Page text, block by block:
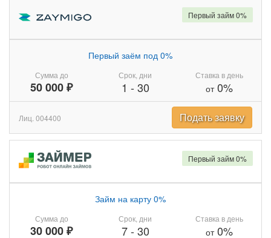
Сумма до
50 000 ₽
Первый заём под 0%
Срок, дни
1 - 30
Ставка в день
от0%
Первый займ 0%
Лиц. 004400 Подать заявку
Сумма до
30 000 ₽
Займ на карту 0%
Срок, дни
7- 30
Ставка в день
от0%
Первый займ 0%